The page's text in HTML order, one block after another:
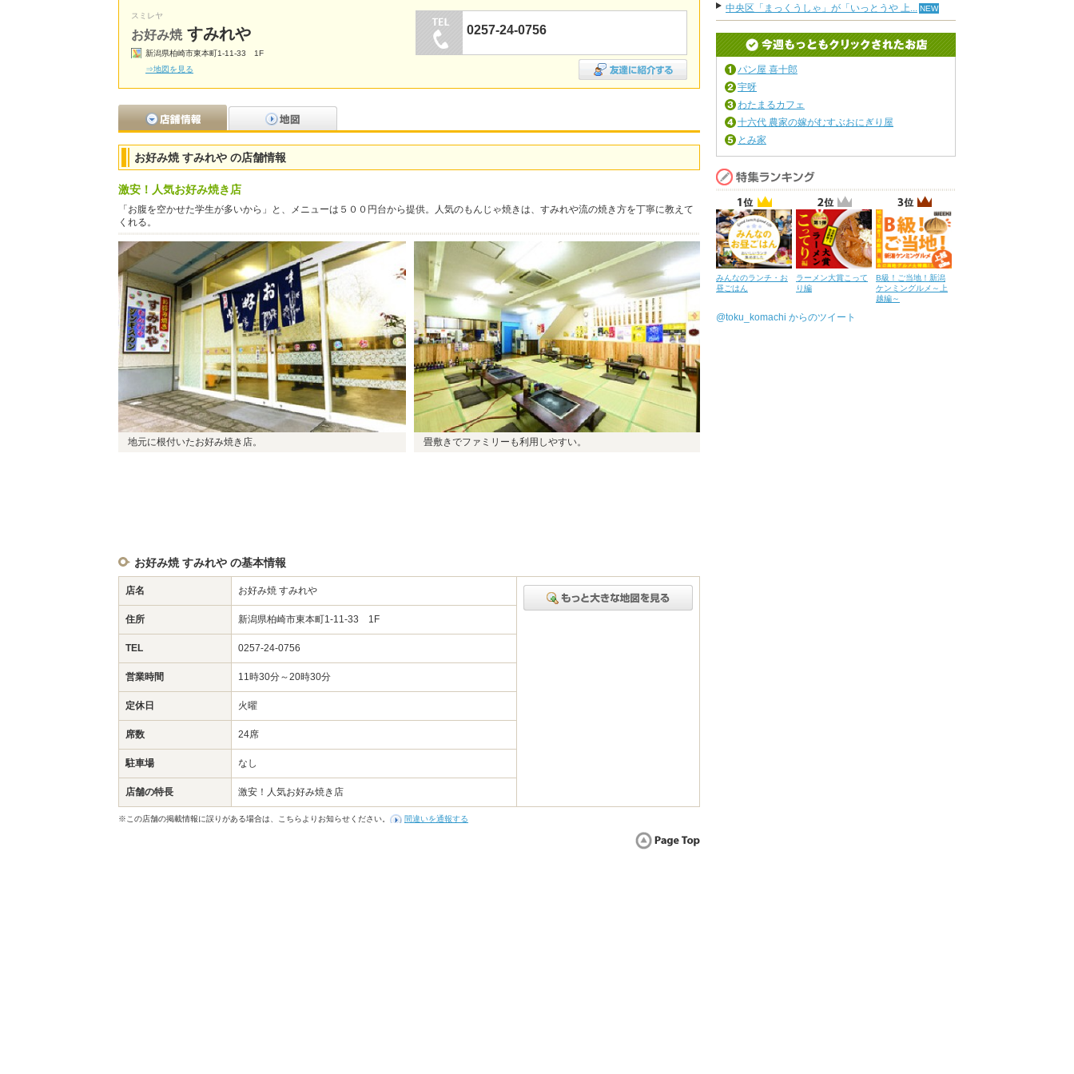
スミレヤ
お好み焼 すみれや
新潟県柏崎市東本町1-11-33 1F
⇒地図を見る
0257-24-0756
お好み焼 すみれや の店舗情報
激安！人気お好み焼き店
「お腹を空かせた学生が多いから」と、メニューは５００円台から提供。人気のもんじゃ焼きは、すみれや流の焼き方を丁寧に教えて
くれる。
地元に根付いたお好み焼き店。 畳敷きでファミリーも利用しやすい。
お好み焼 すみれや の基本情報
店名 お好み焼 すみれや
住所 新潟県柏崎市東本町1-11-33 1F
TEL 0257-24-0756
営業時間 11時30分～20時30分
定休日 火曜
席数 24席
駐車場 なし
店舗の特長 激安！人気お好み焼き店
※この店舗の掲載情報に誤りがある場合は、こちらよりお知らせください。 間違いを通報する
中央区「まっくうしゃ」が「いっとうや 上...
パン屋 喜十郎
宇呀
わたまるカフェ
十六代 農家の嫁がむすぶおにぎり屋
とみ家
みんなのランチ・お
昼ごはん
ラーメン大賞こって
り編
B級！ご当地！新潟
ケンミングルメ～上
越編～
@toku_komachi からのツイート